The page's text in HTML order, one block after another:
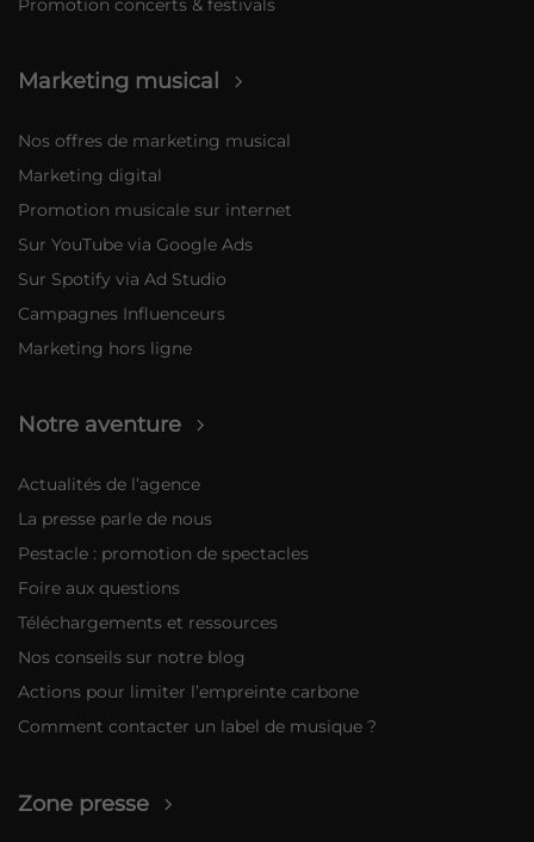
Marketing musical
Nos offres de marketing musical
Marketing digital
Promotion musicale sur internet
Sur YouTube via Google Ads
Sur Spotify via Ad Studio
Campagnes Influenceurs
Marketing hors ligne
Notre aventure
Actualités de l’agence
La presse parle de nous
Pestacle : promotion de spectacles
Foire aux questions
Téléchargements et ressources
Nos conseils sur notre blog
Actions pour limiter l’empreinte carbone
Comment contacter un label de musique ?
Zone presse